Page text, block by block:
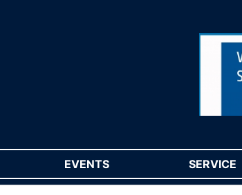
EVENTS SERVICE